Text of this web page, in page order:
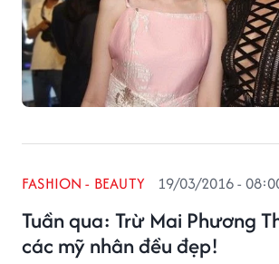
Tuần qua: Trừ Mai Phương
các mỹ nhân đều đẹp!
FASHION - BEAUTY 19/03/2016 -